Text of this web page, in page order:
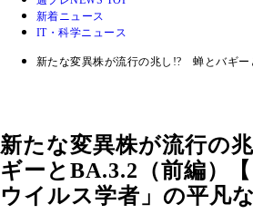
新着ニュース
IT・科学ニュース
新たな変異株が流行の兆し!? 蝉とバギー
新たな変異株が流行の
ギーとBA.3.2（前編）
ウイルス学者」の平凡な